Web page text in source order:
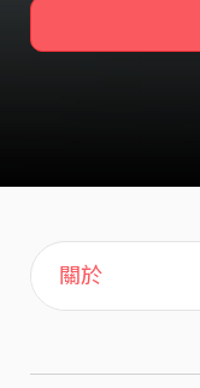
主頁
歌單
喜歡
關於